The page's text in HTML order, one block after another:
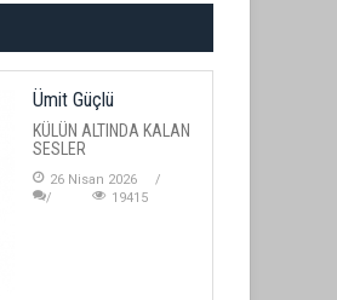
Ümit Güçlü
KÜLÜN ALTINDA KALAN
SESLER
26 Nisan 2026
19415